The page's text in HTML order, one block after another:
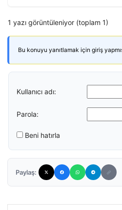
1 yazı görüntüleniyor (toplam 1)
Bu konuyu yanıtlamak için giriş
Kullanıcı adı:
Parola:
Beni hatırla
Paylaş: